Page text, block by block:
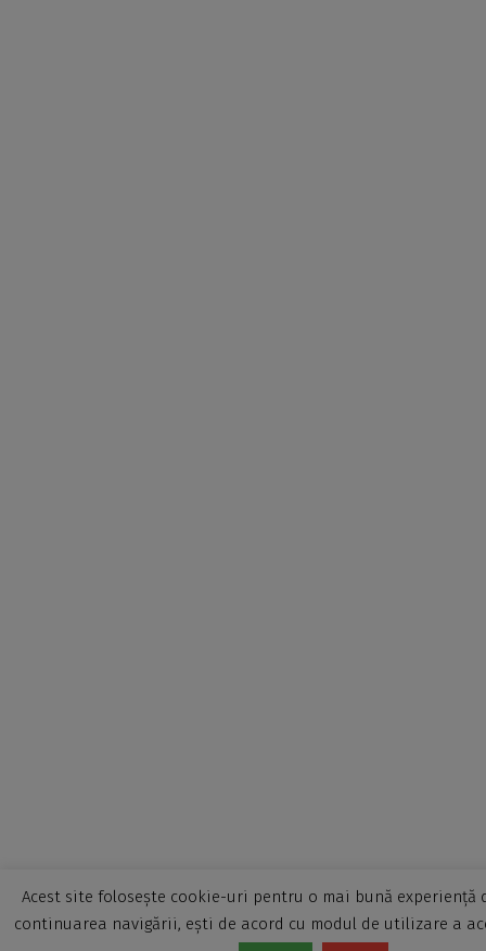
Acest site folosește cookie-uri pentru o mai bună experiență
continuarea navigării, ești de acord cu modul de utilizare a